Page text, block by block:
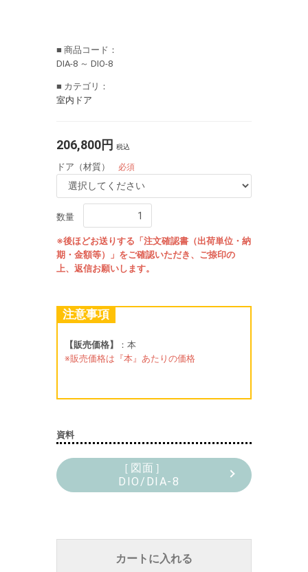
■ 商品コード：
DIA-8 ～ DIO-8
■ カテゴリ：
室内ドア
206,800円 税込
ドア（材質） 必須
数量
※後ほどお送りする「注文確認書（出荷単位・納
期・金額等）」をご確認いただき、ご捺印の
上、返信お願いします。
注意事項
【販売価格】
：本
※販売価格は『本』あたりの価格
資料
［図面］
DIO/DIA-8
カートに入れる